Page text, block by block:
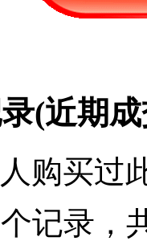
(近期
购买过
记录，